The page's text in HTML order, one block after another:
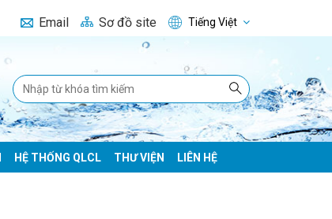
Email Sơ đồ site Tiếng Việt
HỆ THỐNG QLCL THƯ VIỆN LIÊN HỆ